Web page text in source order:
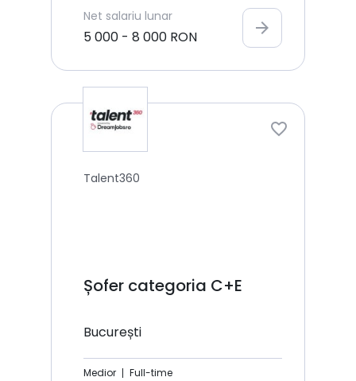
Net salariu lunar
5 000 - 8 000 RON arrow_forward
Talent360
Șofer categoria C+E
București
Medior
Full-time